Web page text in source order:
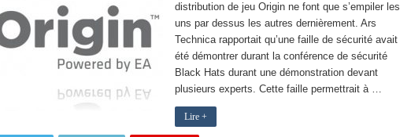
distribution de jeu Origin ne font que s’empiler les
uns par dessus les autres dernièrement. Ars
Technica rapportait qu’une faille de sécurité avait
été démontrer durant la conférence de sécurité
Black Hats durant une démonstration devant
plusieurs experts. Cette faille permettrait à …
Lire +